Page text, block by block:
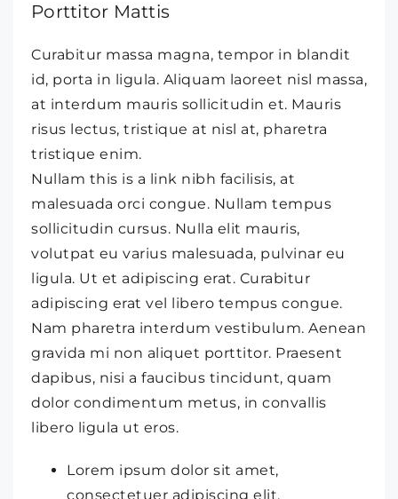
Porttitor Mattis
Curabitur massa magna, tempor in blandit
id, porta in ligula. Aliquam laoreet nisl massa,
at interdum mauris sollicitudin et. Mauris
risus lectus, tristique at nisl at, pharetra
tristique enim.
Nullam this is a link nibh facilisis, at
malesuada orci congue. Nullam tempus
sollicitudin cursus. Nulla elit mauris,
volutpat eu varius malesuada, pulvinar eu
ligula. Ut et adipiscing erat. Curabitur
adipiscing erat vel libero tempus congue.
Nam pharetra interdum vestibulum. Aenean
gravida mi non aliquet porttitor. Praesent
dapibus, nisi a faucibus tincidunt, quam
dolor condimentum metus, in convallis
libero ligula ut eros.
Lorem ipsum dolor sit amet,
consectetuer adipiscing elit.